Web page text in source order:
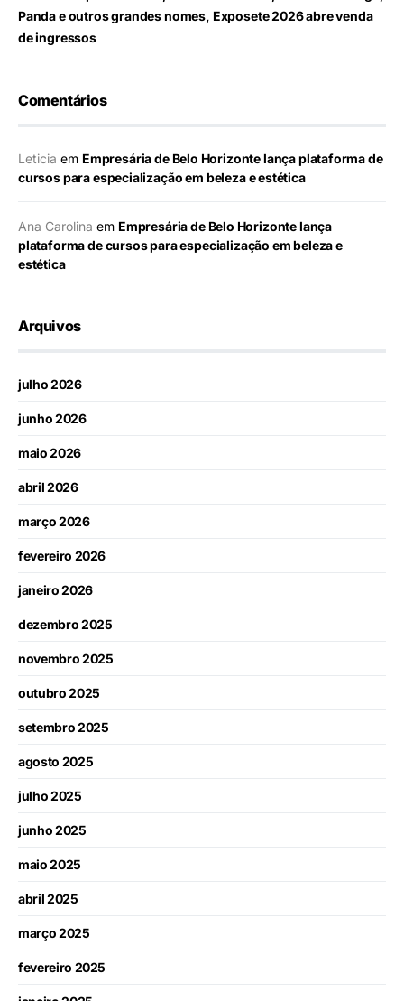
Panda e outros grandes nomes, Exposete 2026 abre venda
de ingressos
Comentários
Leticia em Empresária de Belo Horizonte lança plataforma de
cursos para especialização em beleza e estética
Ana Carolina em Empresária de Belo Horizonte lança
plataforma de cursos para especialização em beleza e
estética
Arquivos
julho 2026
junho 2026
maio 2026
abril 2026
março 2026
fevereiro 2026
janeiro 2026
dezembro 2025
novembro 2025
outubro 2025
setembro 2025
agosto 2025
julho 2025
junho 2025
maio 2025
abril 2025
março 2025
fevereiro 2025